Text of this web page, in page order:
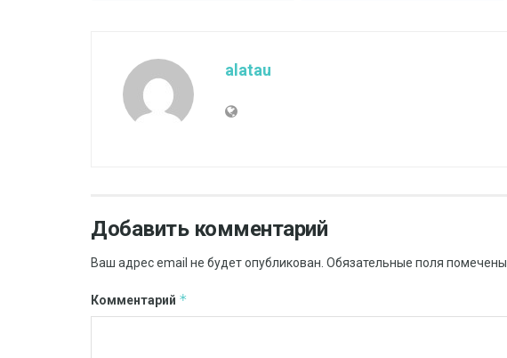
alatau
Добавить комментарий
Ваш адрес email не будет опубликован. Обязательные поля помечены
Комментарий *